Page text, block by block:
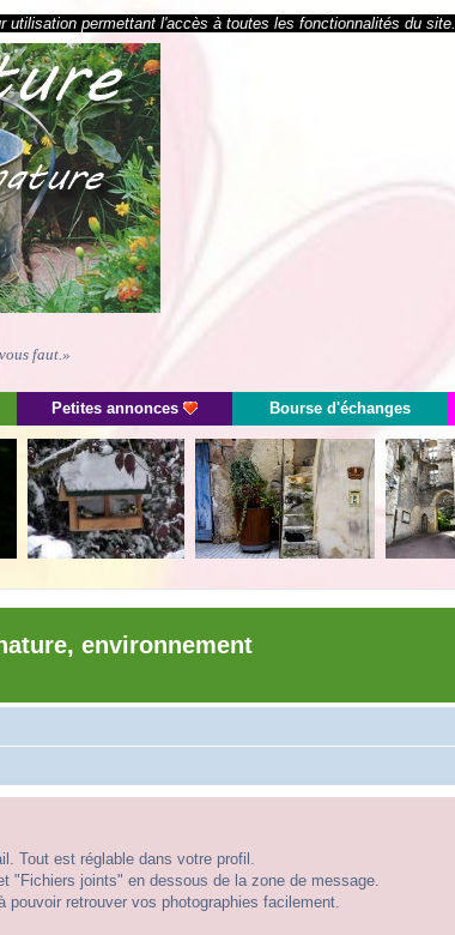
permettant l'accès à toutes les fonctionnalités du site.
faut.»
Petites annonces Bourse d'échanges
environnement
Tout est réglable dans votre profil.
"Fichiers joints" en dessous de la zone de message.
pouvoir retrouver vos photographies facilement.